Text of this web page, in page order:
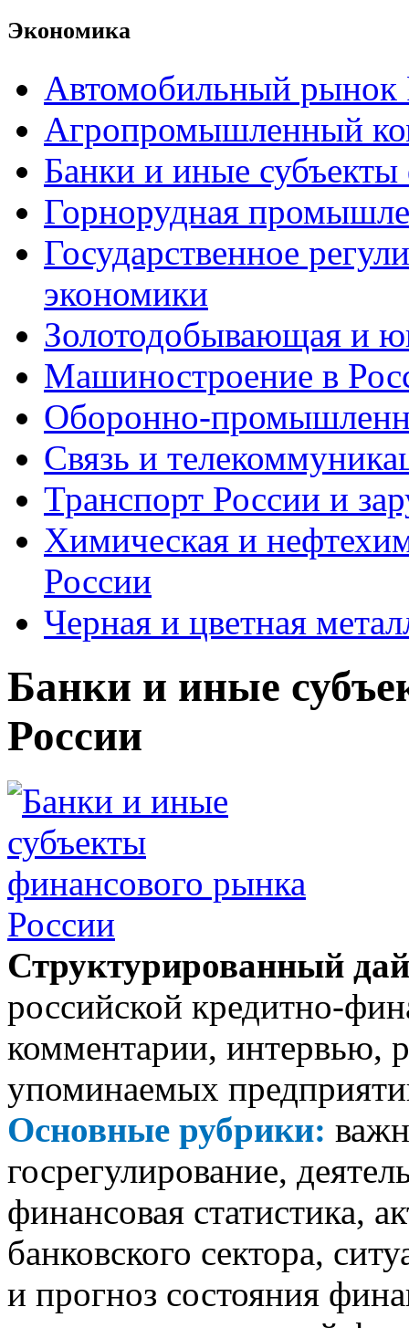
Экономика
Автомобильный рынок
Агропромышленный
Банки и иные
Горнорудная
Государственное
экономики
Золотодобывающая и
Машиностроение в
Оборонно-
Связь и
Транспорт России и
Химическая и
России
Черная и цветная
Банки и иные
России
Структурированный
российской кредитно-
комментарии, интервью,
упоминаемых
Основные рубрики:
госрегулирование,
финансовая статистика,
банковского сектора,
и прогноз состояния